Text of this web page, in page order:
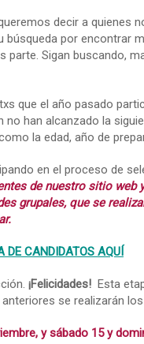
decir a quienes
por encontrar
Sigan buscando,
que el año pasado
han alcanzado la
la edad, año de
en el proceso de
de nuestro sitio
que se
DE CANDIDATOS AQUÍ
¡Felicidades! Esta
se realizarán los
y sábado 15 y